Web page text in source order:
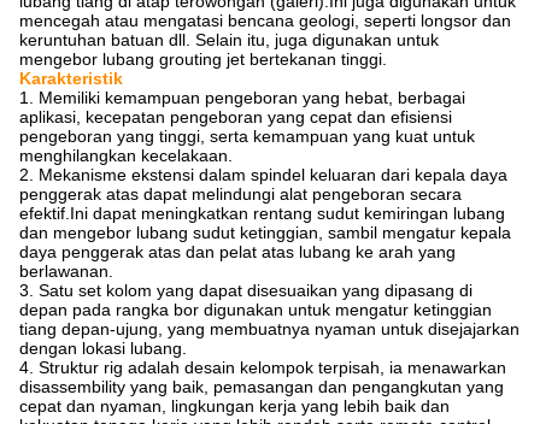
mencegah atau mengatasi bencana geologi, seperti longsor dan
keruntuhan batuan dll. Selain itu, juga digunakan untuk
mengebor lubang grouting jet bertekanan tinggi.
Karakteristik
1. Memiliki kemampuan pengeboran yang hebat, berbagai
aplikasi, kecepatan pengeboran yang cepat dan efisiensi
pengeboran yang tinggi, serta kemampuan yang kuat untuk
menghilangkan kecelakaan.
2. Mekanisme ekstensi dalam spindel keluaran dari kepala daya
penggerak atas dapat melindungi alat pengeboran secara
efektif.Ini dapat meningkatkan rentang sudut kemiringan lubang
dan mengebor lubang sudut ketinggian, sambil mengatur kepala
daya penggerak atas dan pelat atas lubang ke arah yang
berlawanan.
3. Satu set kolom yang dapat disesuaikan yang dipasang di
depan pada rangka bor digunakan untuk mengatur ketinggian
tiang depan-ujung, yang membuatnya nyaman untuk disejajarkan
dengan lokasi lubang.
4. Struktur rig adalah desain kelompok terpisah, ia menawarkan
disassembility yang baik, pemasangan dan pengangkutan yang
cepat dan nyaman, lingkungan kerja yang lebih baik dan